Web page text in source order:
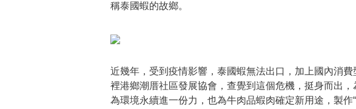
稱泰國蝦的故鄉。
近幾年，受到疫情影響，泰國蝦無法出口，加上國內消
裡港鄉潮厝社區發展協會，查覺到這個危機，挺身而出
為環境永續進一份力，也為牛肉品蝦肉確定新用途，製作